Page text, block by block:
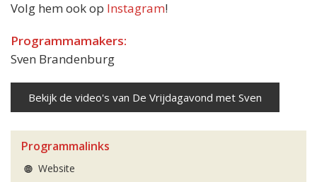
Volg hem ook op Instagram!
Programmamakers:
Sven Brandenburg
Bekijk de video's van De Vrijdagavond met Sven
Programmalinks
Website